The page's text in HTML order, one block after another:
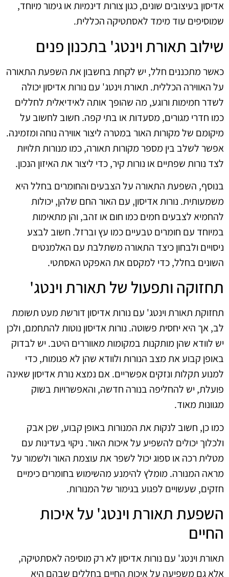
אדיסון בעיצובים שונים, כגון צורות דינמיות או גימור מיוחד,
שמוסיפים עוד מימד לאסתטיקה הכללית.
שילוב תאורת וינטג' בתכנון פנים
כאשר מתכננים חלל, יש לקחת בחשבון את השפעת התאורה
על האווירה הכללית. תאורת וינטג' עם נורות אדיסון יכולה
לשדר חמימות ורוגע, מה שהופך אותה לאידיאלית לחללים
כמו חדרי מגורים, מסעדות או בתי קפה. חשוב לחשוב על
מיקומם של מקורות האור במטרה ליצור אווירה נוחה ומזמינה.
אפשר לשלב בין מספר מקורות תאורה, כמו מנורות תלויות
לצד נורות שפתיים או נורות קיר, כדי ליצור את האיזון הנכון.
בנוסף, השפעת התאורה על הצבעים והחומרים בחלל היא
משמעותית. נורות אדיסון, עם האור החם שלהן, יכולות
להחמיא לצבעים חמים כמו חום או זהב, והן מתאימות
במיוחד עם חומרים טבעיים כמו עץ וברזל. חשוב לבצע
ניסויים ולבחון כיצד התאורה משתלבת עם האלמנטים
השונים בחלל, כדי למקסם את האפקט האסתטי.
תחזוקה ותפעול של תאורת וינטג'
תחזוקת תאורת וינטג' עם נורות אדיסון דורשת מעט תשומת
לב, אך היא יחסית פשוטה. נורות אדיסון נוטות להתחמם, ולכן
יש לוודא שהן מותקנות במקומות מאווררים היטב. יש לבדוק
באופן קבוע את מצב הנורות ולוודא שהן לא פגומות, כדי
למנוע תקלות ונזקים אפשריים. אם נמצא נורת אדיסון שאינה
פועלת, יש להחליפה בנורה חדשה, והאפשרויות בשוק
מגוונות מאוד.
כמו כן, חשוב לנקות את המנורות באופן קבוע, שכן אבק
ולכלוך יכולים להשפיע על איכות האור. ניקוי בעדינות עם
מטלית רכה או ספוג יכול לשפר את עוצמת האור ולשמור על
מראה המנורה. מומלץ להימנע מהשימוש בחומרים כימיים
חזקים, שעשויים לפגוע בגימור של המנורות.
השפעת תאורת וינטג' על איכות
החיים
תאורת וינטג' עם נורות אדיסון לא רק מוסיפה לאסתטיקה,
אלא גם משפיעה על איכות החיים בחללים שבהם היא